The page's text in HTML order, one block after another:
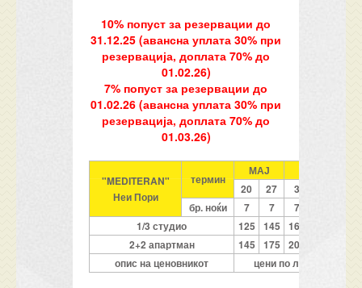
10% попуст за резервации до
31.12.25 (авансна уплата 30% при
резервација, доплата 70% до
01.02.26)
7% попуст за резервации до
01.02.26 (авансна уплата 30% при
резервација, доплата 70% до
01.03.26)
"MEDITERAN"
Неи Пори
термин
МАЈ
20
27 3
бр. ноќи
7 7 7
1/3 студио
125 145 165
2+2 апартман
145 175 205
опис на ценовникот
цени по лице со